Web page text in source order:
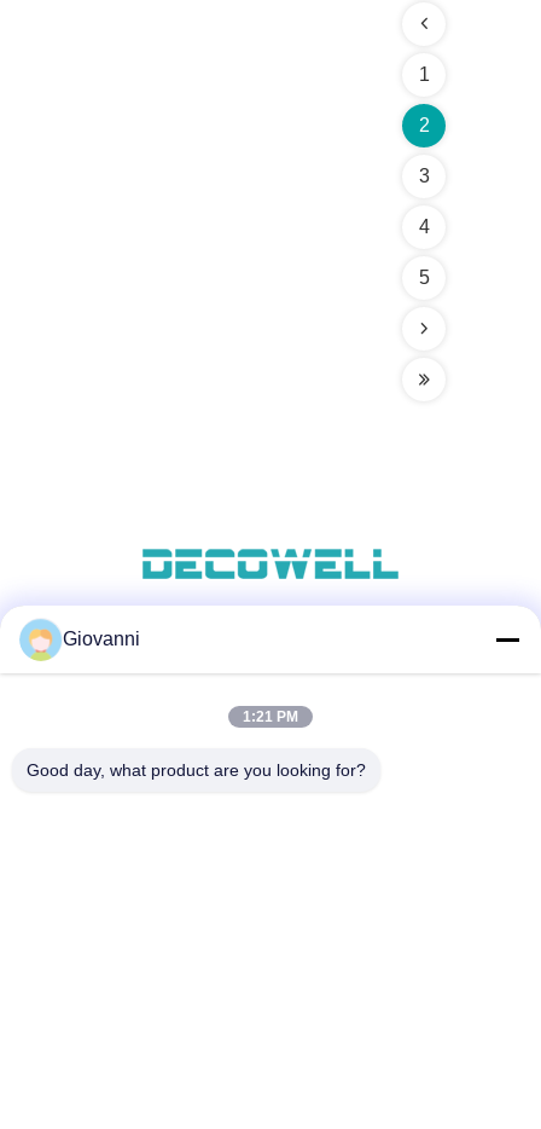
1
2
3
4
5
দ্রুত যোগাযোগ
Giovanni
1:21 PM
Good day, what product are you looking for?